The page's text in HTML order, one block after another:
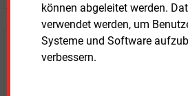
können abgeleitet werden.
verwendet werden, um
Systeme und Software
verbessern.
Login für Kunden